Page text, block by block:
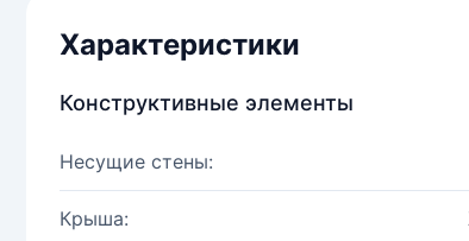
Характеристики
Конструктивные элементы
Несущие стены:
Крыша: